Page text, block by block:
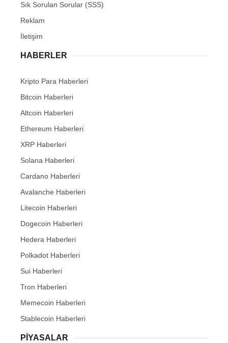
Sık Sorulan Sorular (SSS)
Reklam
İletişim
HABERLER
Kripto Para Haberleri
Bitcoin Haberleri
Altcoin Haberleri
Ethereum Haberleri
XRP Haberleri
Solana Haberleri
Cardano Haberleri
Avalanche Haberleri
Litecoin Haberleri
Dogecoin Haberleri
Hedera Haberleri
Polkadot Haberleri
Sui Haberleri
Tron Haberleri
Memecoin Haberleri
Stablecoin Haberleri
PIYASALAR